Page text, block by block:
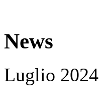
News
Luglio 2024